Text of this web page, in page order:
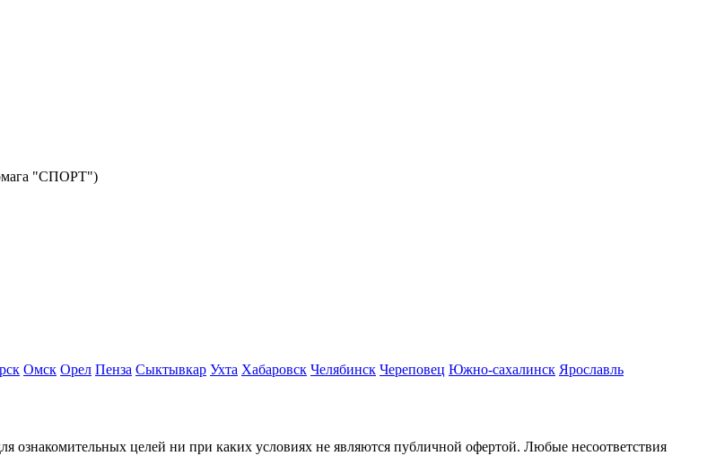
"СПОРТ")
Омск Орел Пенза Сыктывкар Ухта Хабаровск Челябинск Череповец Южно-сахалинск Ярославль
ознакомительных целей ни при каких условиях не являются публичной офертой. Любые несоответствия